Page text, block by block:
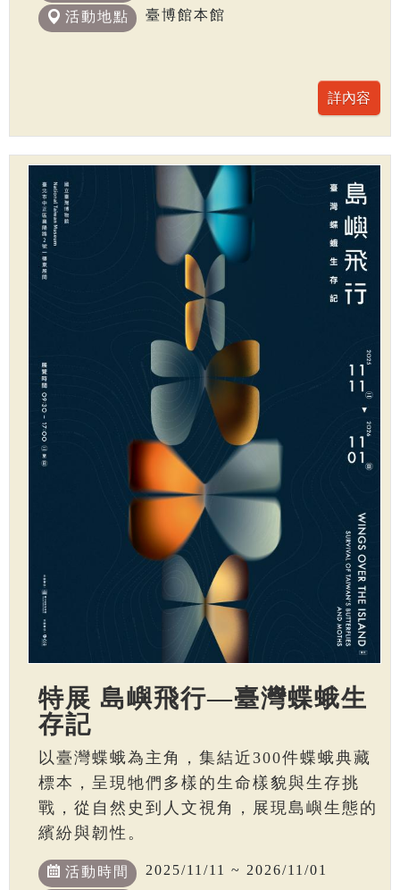
活動地點 臺博館本館
特展 島嶼飛行—臺灣蝶蛾生
存記
以臺灣蝶蛾為主角，集結近300件蝶蛾典藏
標本，呈現牠們多樣的生命樣貌與生存挑
戰，從自然史到人文視角，展現島嶼生態的
繽紛與韌性。
活動時間 2025/11/11 ~ 2026/11/01